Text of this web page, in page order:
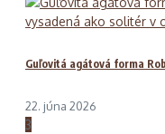
Guľovitá agátová forma
22. júna 2026
3